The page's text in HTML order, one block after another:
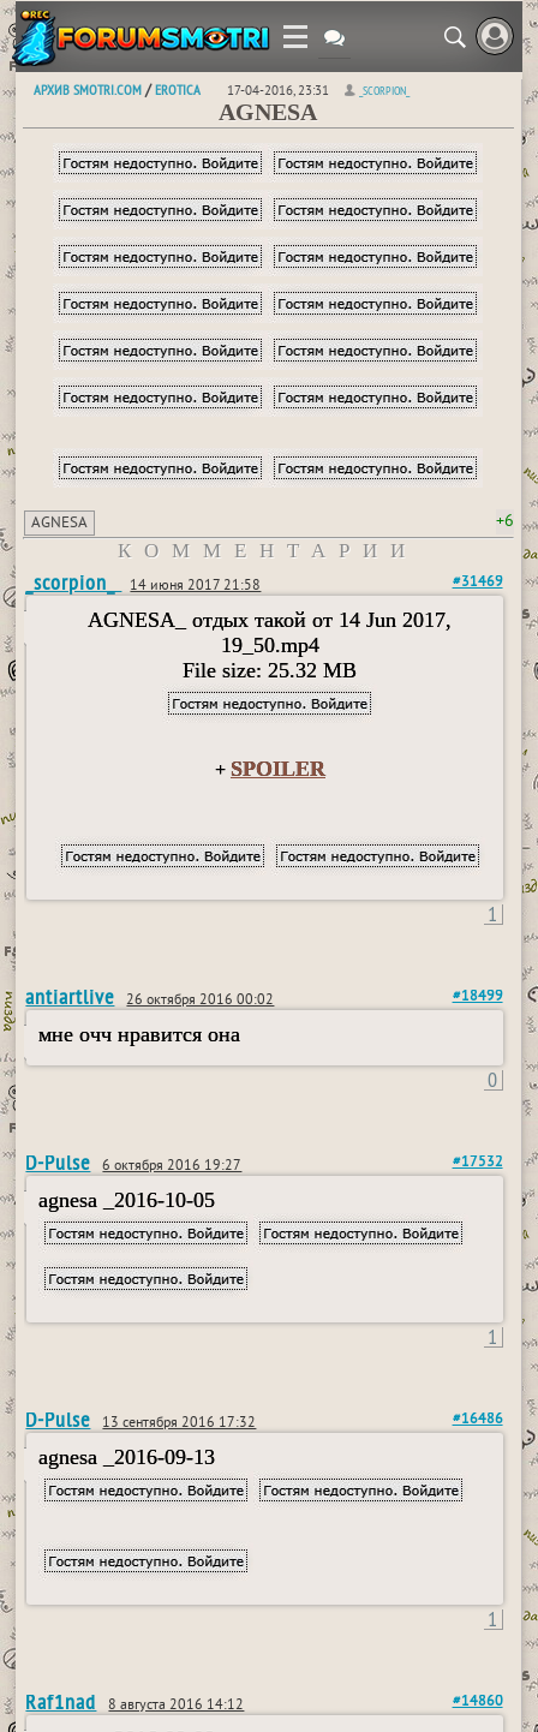
АРХИВ SMOTRI.COM /EROTICA 17-04-2016, 23:31 _SCORPION_
AGNESA
AGNESA +6
КОММЕНТАРИИ
_scorpion_ 14 июня 2017 21:58 #31469
AGNESA_ отдых такой от 14 Jun 2017,
19_50.mp4
File size: 25.32 MB
+ SPOILER
1
antiartlive 26 октября 2016 00:02 #18499
мне очч нравится она
0
D-Pulse 6 октября 2016 19:27 #17532
agnesa _2016-10-05
1
D-Pulse 13 сентября 2016 17:32 #16486
agnesa _2016-09-13
1
Raf1nad 8 августа 2016 14:12 #14860